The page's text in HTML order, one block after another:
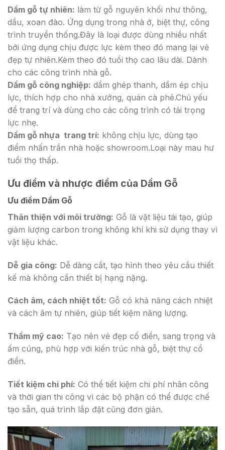
Dầm gỗ tự nhiên: làm từ gỗ nguyên khối như thông,
dầu, xoan đào. Ứng dụng trong nhà ở, biệt thự, công
trình truyền thống.Đây là loại được dùng nhiều nhất
bởi ứng dụng chịu được lực kèm theo đó mang lại vẻ
đẹp tự nhiên.Kèm theo đó tuổi thọ cao lâu dài. Dành
cho các công trình nhà gỗ.
Dầm gỗ công nghiệp: dầm ghép thanh, dầm ép chịu
lực, thích hợp cho nhà xưởng, quán cà phê.Chủ yếu
để trang trí và dùng cho các công trình có tải trọng
lực nhẹ.
Dầm gỗ nhựa trang trí: không chịu lực, dùng tạo
điểm nhấn trần nhà hoặc showroom.Loại này mau hư
tuổi thọ thấp.
Ưu điểm và nhược điểm của Dầm Gỗ
Ưu điểm Dầm Gỗ
Thân thiện với môi trường: Gỗ là vật liệu tái tạo, giúp
giảm lượng carbon trong không khí khi sử dụng thay vì
vật liệu khác.
Dễ gia công: Dễ dàng cắt, tạo hình theo yêu cầu thiết
kế mà không cần thiết bị hạng nặng.
Cách âm, cách nhiệt tốt: Gỗ có khả năng cách nhiệt
và cách âm tự nhiên, giúp tiết kiệm năng lượng.
Thẩm mỹ cao: Tạo nên vẻ đẹp cổ điển, sang trọng và
ấm cúng, phù hợp với kiến trúc nhà gỗ, biệt thự cổ
điển.
Tiết kiệm chi phí: Có thể tiết kiệm chi phí nhân công
và thời gian thi công vì các bộ phận có thể được chế
tạo sẵn, quá trình lắp đặt cũng đơn giản.